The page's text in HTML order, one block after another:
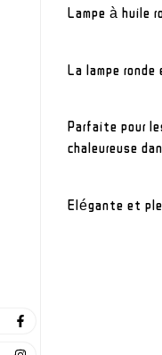
Lampe à huile
La lampe
Parfaite pour
chaleureuse
Elégante et